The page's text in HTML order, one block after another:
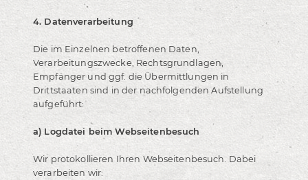
4. Datenverarbeitung
Die im Einzelnen betroffenen Daten,
Verarbeitungszwecke, Rechtsgrundlagen,
Empfänger und ggf. die Übermittlungen in
Drittstaaten sind in der nachfolgenden Aufstellung
aufgeführt:
a) Logdatei beim Webseitenbesuch
Wir protokollieren Ihren Webseitenbesuch. Dabei
verarbeiten wir: